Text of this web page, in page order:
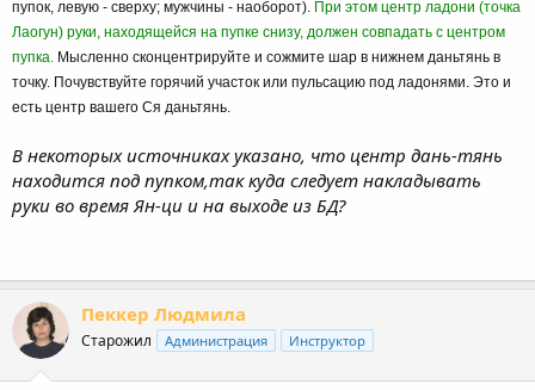
пупок, левую - сверху; мужчины - наоборот). При этом центр ладони (точка
Лаогун) руки, находящейся на пупке снизу, должен совпадать с центром
пупка. Мысленно сконцентрируйте и сожмите шар в нижнем даньтянь в
точку. Почувствуйте горячий участок или пульсацию под ладонями. Это и
есть центр вашего Ся даньтянь.
В некоторых источниках указано, что центр дань-тянь
находится под пупком,так куда следует накладывать
руки во время Ян-ци и на выходе из БД?
Пеккер Людмила
Старожил Администрация Инструктор